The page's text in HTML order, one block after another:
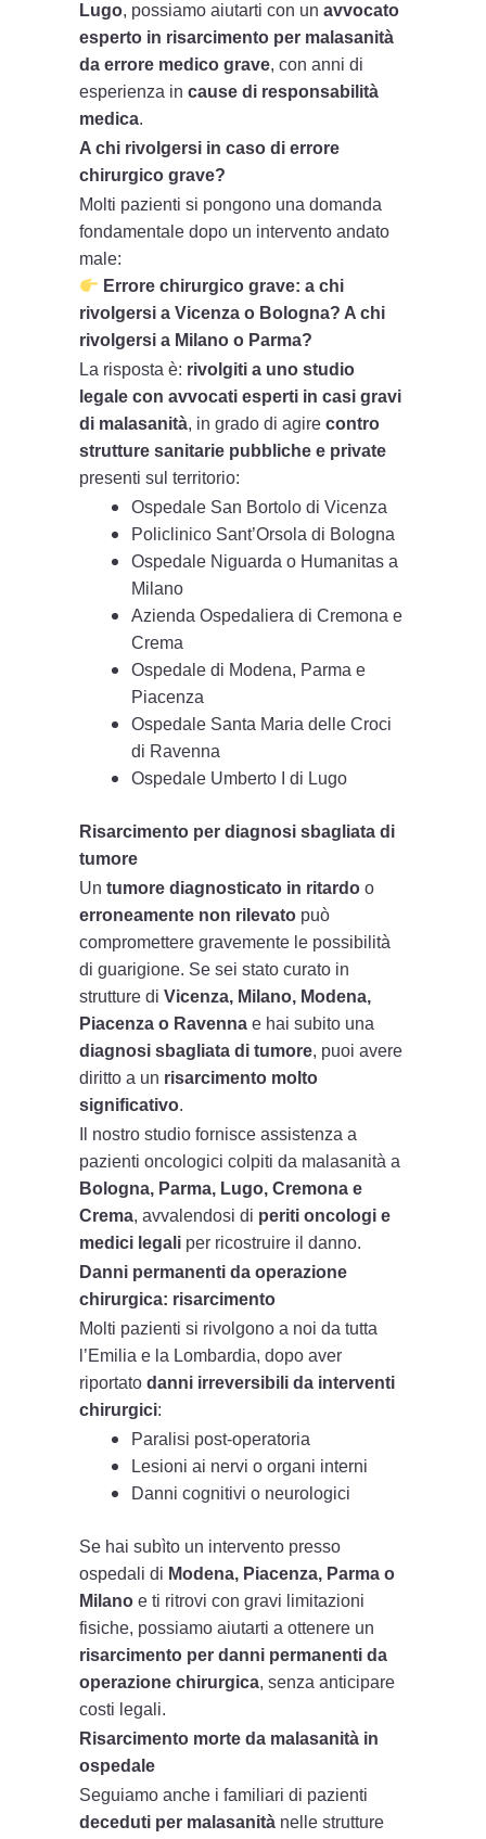
Lugo, possiamo aiutarti con unavvocato
esperto in risarcimento per malasanità
da errore medico grave, con anni di
esperienza incause di responsabilità
medica.
A chi rivolgersi in caso di errore
chirurgico grave?
Molti pazienti si pongono una domanda
fondamentale dopo un intervento andato
male:
Errore chirurgico grave: a chi
rivolgersi a Vicenza o Bologna? A chi
rivolgersi a Milano o Parma?
La risposta è: rivolgiti a uno studio
legale con avvocati esperti in casi gravi
di malasanità, in grado di agirecontro
strutture sanitarie pubbliche e private
presenti sul territorio:
Ospedale San Bortolo di Vicenza
Policlinico Sant’Orsola di Bologna
Ospedale Niguarda o Humanitas a
Milano
Azienda Ospedaliera di Cremona e
Crema
Ospedale di Modena, Parma e
Piacenza
Ospedale Santa Maria delle Croci
di Ravenna
Ospedale Umberto I di Lugo
Risarcimento per diagnosi sbagliata di
tumore
Untumore diagnosticato in ritardo o
erroneamente non rilevato può
compromettere gravemente le possibilità
di guarigione. Se sei stato curato in
strutture diVicenza, Milano, Modena,
Piacenza o Ravenna e hai subito una
diagnosi sbagliata di tumore, puoi avere
diritto a un risarcimento molto
significativo.
Il nostro studio fornisce assistenza a
pazienti oncologici colpiti da malasanità a
Bologna, Parma, Lugo, Cremona e
Crema, avvalendosi di periti oncologi e
medici legali per ricostruire il danno.
Danni permanenti da operazione
chirurgica: risarcimento
Molti pazienti si rivolgono a noi da tutta
l’Emilia e la Lombardia, dopo aver
riportatodanni irreversibili da interventi
chirurgici:
Paralisi post-operatoria
Lesioni ai nervi o organi interni
Danni cognitivi o neurologici
Se hai subìto un intervento presso
ospedali di Modena, Piacenza, Parma o
Milano e ti ritrovi con gravi limitazioni
fisiche, possiamo aiutarti a ottenere un
risarcimento per danni permanenti da
operazione chirurgica, senza anticipare
costi legali.
Risarcimento morte da malasanità in
ospedale
Seguiamo anche i familiari di pazienti
deceduti per malasanità nelle strutture